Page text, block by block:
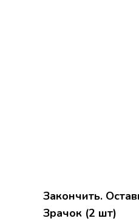
Закончить.
Зрачок (2 шт)